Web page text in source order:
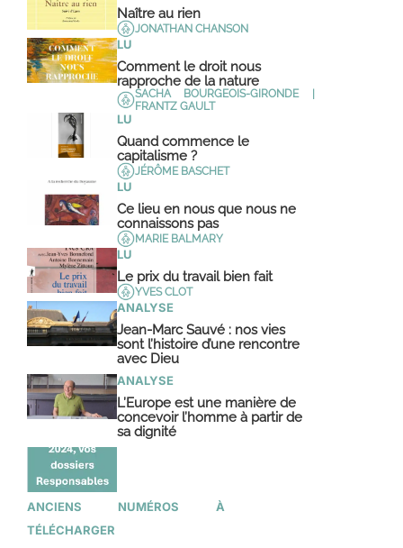
Naître au rien
JONATHAN CHANSON
LU
Comment le droit nous
rapproche de la nature
SACHA BOURGEOIS-GIRONDE |
FRANTZ GAULT
LU
Quand commence le
capitalisme ?
JÉRÔME BASCHET
LU
Ce lieu en nous que nous ne
connaissons pas
MARIE BALMARY
LU
Le prix du travail bien fait
YVES CLOT
ANALYSE
Jean-Marc Sauvé : nos vies
sont l’histoire d’une rencontre
avec Dieu
ANALYSE
L’Europe est une manière de
concevoir l’homme à partir de
sa dignité
ANCIENS NUMÉROS À
TÉLÉCHARGER